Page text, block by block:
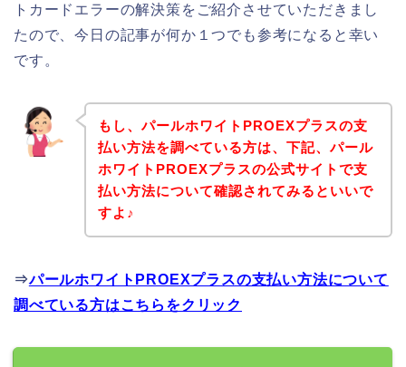
トカードエラーの解決策をご紹介させていただきまし
たので、今日の記事が何か１つでも参考になると幸い
です。
もし、パールホワイトPROEXプラスの支
払い方法を調べている方は、下記、パール
ホワイトPROEXプラスの公式サイトで支
払い方法について確認されてみるといいで
すよ♪
⇒パールホワイトPROEXプラスの支払い方法について
調べている方はこちらをクリック